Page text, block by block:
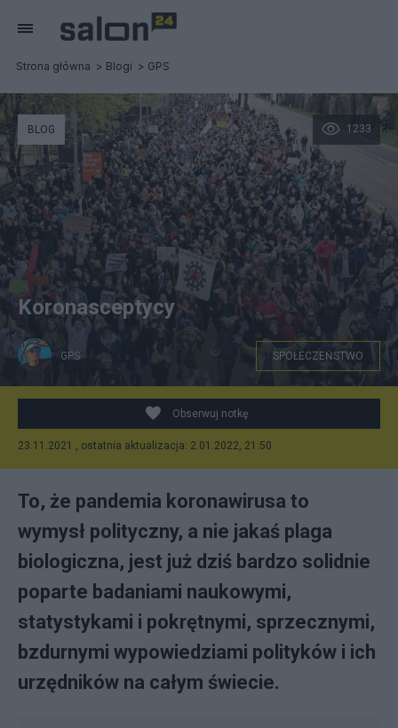
Strona główna Blogi GPS
1233
BLOG
Koronasceptycy
GPS SPOŁECZEŃSTWO
Obserwuj notkę
23.11.2021 , ostatnia aktualizacja: 2.01.2022, 21:50
To, że pandemia koronawirusa to
wymysł polityczny, a nie jakaś plaga
biologiczna, jest już dziś bardzo solidnie
poparte badaniami naukowymi,
statystykami i pokrętnymi, sprzecznymi,
bzdurnymi wypowiedziami polityków i ich
urzędników na całym świecie.